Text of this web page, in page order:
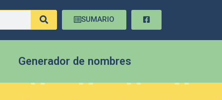
SUMARIO
Generador de nombres